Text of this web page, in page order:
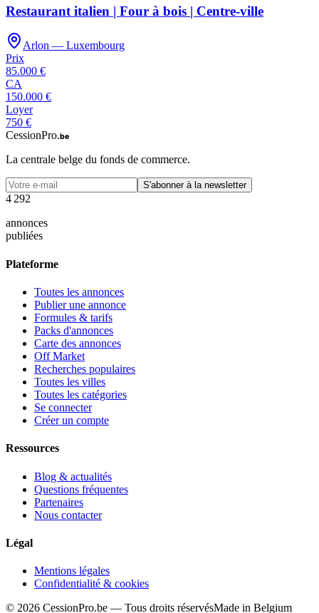
Restaurant italien | Four à bois | Centre-ville
Arlon — Luxembourg
Prix
85.000 €
CA
150.000 €
Loyer
750 €
CessionPro.be
La centrale belge du fonds de commerce.
S'abonner à la newsletter
4292
annonces
publiées
Plateforme
Toutes les annonces
Publier une annonce
Formules & tarifs
Packs d'annonces
Carte des annonces
Off Market
Recherches populaires
Toutes les villes
Toutes les catégories
Se connecter
Créer un compte
Ressources
Blog & actualités
Questions fréquentes
Partenaires
Nous contacter
Légal
Mentions légales
Confidentialité & cookies
© 2026 CessionPro.be — Tous droits réservésMade in Belgium